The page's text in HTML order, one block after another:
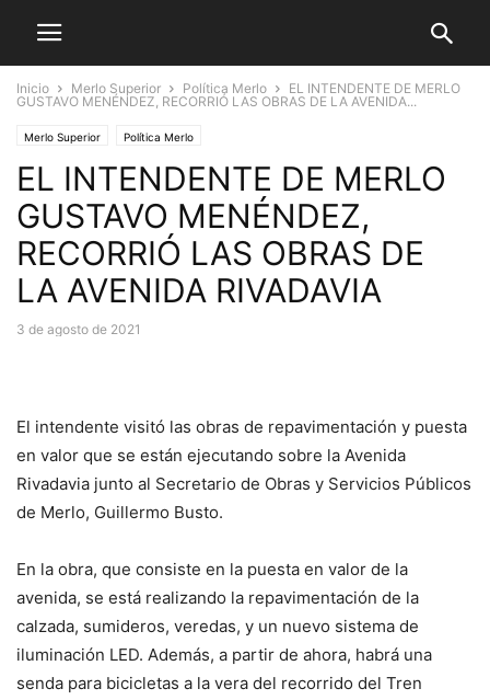
Inicio Merlo Superior Política Merlo
EL INTENDENTE DE MERLO
GUSTAVO MENÉNDEZ, RECORRIÓ LAS OBRAS DE LA AVENIDA...
Merlo Superior Política Merlo
EL INTENDENTE DE MERLO
GUSTAVO MENÉNDEZ,
RECORRIÓ LAS OBRAS DE
LA AVENIDA RIVADAVIA
3 de agosto de 2021
El intendente visitó las obras de repavimentación y puesta
en valor que se están ejecutando sobre la Avenida
Rivadavia junto al Secretario de Obras y Servicios Públicos
de Merlo, Guillermo Busto.
En la obra, que consiste en la puesta en valor de la
avenida, se está realizando la repavimentación de la
calzada, sumideros, veredas, y un nuevo sistema de
iluminación LED. Además, a partir de ahora, habrá una
senda para bicicletas a la vera del recorrido del Tren